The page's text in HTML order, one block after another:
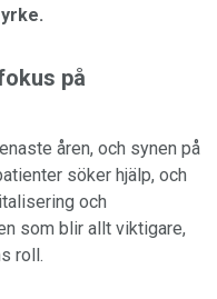
på
åren, och synen på
söker hjälp, och
och
som blir allt viktigare,
roll.